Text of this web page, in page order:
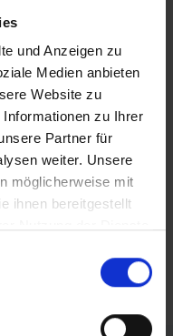
und Anzeigen zu
Medien anbieten
Website zu
zu Ihrer
Partner für
weiter. Unsere
möglicherweise mit
ihnen bereitgestellt